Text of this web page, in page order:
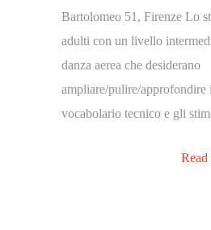
Bartolomeo 51, Firenze Lo
adulti con un livello
danza aerea che desiderano
ampliare/pulire/
vocabolario tecnico e gli